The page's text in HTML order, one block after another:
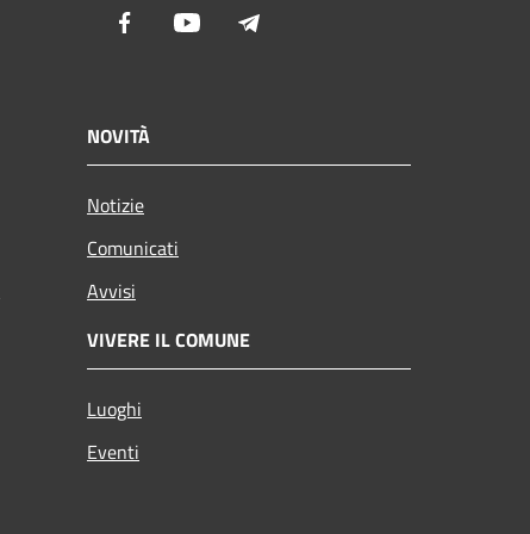
Facebook Youtube
NOVITÀ
Notizie
Comunicati
Avvisi
VIVERE IL COMUNE
Luoghi
Eventi